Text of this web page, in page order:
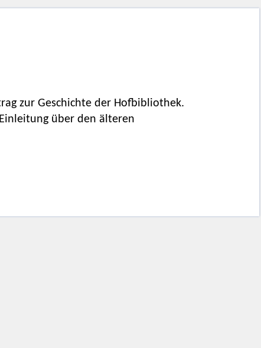
zur Geschichte der Hofbibliothek.
über den älteren